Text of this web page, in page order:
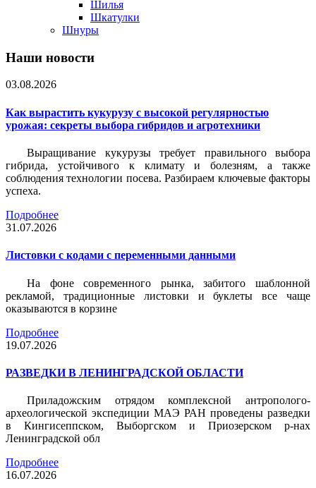
Шилья
Шкатулки
Шнуры
Наши новости
03.08.2026
Как вырастить кукурузу с высокой регулярностью
урожая: секреты выбора гибридов и агротехники
Выращивание кукурузы требует правильного выбора
гибрида, устойчивого к климату и болезням, а также
соблюдения технологии посева. Разбираем ключевые факторы
успеха.
Подробнее
31.07.2026
Листовки c кодами с переменными данными
На фоне современного рынка, забитого шаблонной
рекламой, традиционные листовки и буклеты все чаще
оказываются в корзине
Подробнее
19.07.2026
РАЗВЕДКИ В ЛЕНИНГРАДСКОЙ ОБЛАСТИ
Приладожским отрядом комплексной антрополого-
археологической экспедиции МАЭ РАН проведены разведки
в Кингисеппском, Выборгском и Приозерском р-нах
Ленинградской обл
Подробнее
16.07.2026